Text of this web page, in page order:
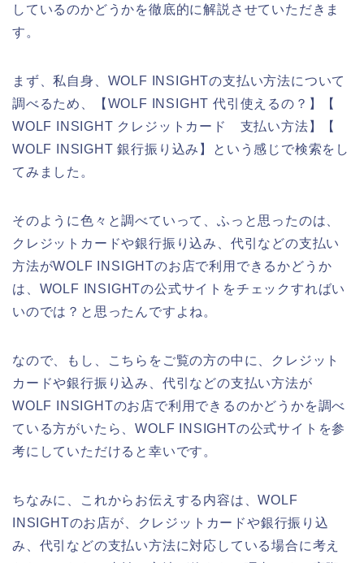
しているのかどうかを徹底的に解説させていただきま
す。
まず、私自身、WOLF INSIGHTの支払い方法について
調べるため、【WOLF INSIGHT 代引使えるの？】【
WOLF INSIGHT クレジットカード 支払い方法】【
WOLF INSIGHT 銀行振り込み】という感じで検索をし
てみました。
そのように色々と調べていって、ふっと思ったのは、
クレジットカードや銀行振り込み、代引などの支払い
方法がWOLF INSIGHTのお店で利用できるかどうか
は、WOLF INSIGHTの公式サイトをチェックすればい
いのでは？と思ったんですよね。
なので、もし、こちらをご覧の方の中に、クレジット
カードや銀行振り込み、代引などの支払い方法が
WOLF INSIGHTのお店で利用できるのかどうかを調べ
ている方がいたら、WOLF INSIGHTの公式サイトを参
考にしていただけると幸いです。
ちなみに、これからお伝えする内容は、WOLF
INSIGHTのお店が、クレジットカードや銀行振り込
み、代引などの支払い方法に対応している場合に考え